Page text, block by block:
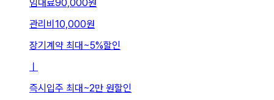
임대료90,000원
관리비 10,000원
장기계약 최대~5%할인
ㅣ
즉시입주 최대~2만 원할인